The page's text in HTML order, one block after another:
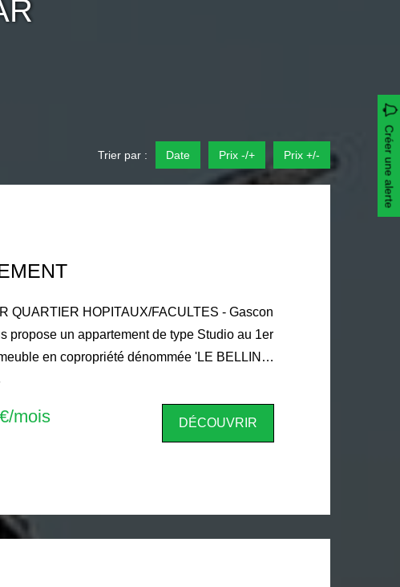
Créer une alerte
Trier par : Date Prix -/+ Prix +/-
QUARTIER HOPITAUX/FACULTES - Gascon
propose un appartement de type Studio au 1er
en copropriété dénommée 'LE BELLINI' -
Pic Saint Loup, d'une surface habitable de :
: d'une entrée avec placard de rangement
coin cuisine équipée, une salle de bains avec
Logement à proximité de toutes
la provision mensuelle sur charges locatives
(provision donnant lieu à régularisation
mois DÉCOUVRIR